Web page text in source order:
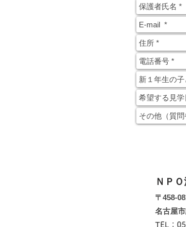
ＮＰ
〒458-
名古屋
TEL：